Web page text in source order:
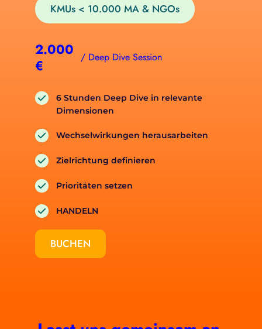
KMUs < 10.000 MA & NGOs
2.000
€
/ Deep Dive Session
6 Stunden Deep Dive in relevante
Dimensionen
Wechselwirkungen herausarbeiten
Zielrichtung definieren
Prioritäten setzen
HANDELN
BUCHEN